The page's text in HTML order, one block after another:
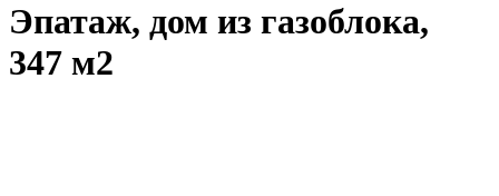
Эпатаж, дом из газоблока,
347 м2